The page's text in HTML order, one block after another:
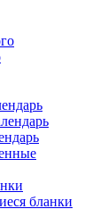
бланки